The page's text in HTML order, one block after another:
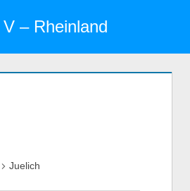
– Rheinland
Juelich